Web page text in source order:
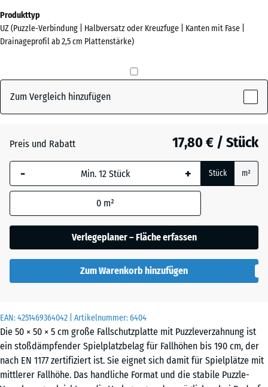
EAN:4251469364042 | Artikelnummer:6404
Die 50 × 50 × 5 cm große Fallschutzplatte mit Puzzleverzahnung ist
ein stoßdämpfender Spielplatzbelag für Fallhöhen bis 190 cm, der
nach EN 1177 zertifiziert ist. Sie eignet sich damit für Spielplätze mit
mittlerer Fallhöhe. Das handliche Format und die stabile Puzzle-
Farben?
Farbpalette
(active)
Grasgrün + 0,50 €
Ziegelrot
Produkttyp
UZ (Puzzle-Verbindung | Halbversatz oder Kreuzfuge | Kanten mit Fase |
Drainageprofil ab 2,5 cm Plattenstärke)
Zum Vergleich hinzufügen
Preis und Rabatt 17,80 € / Stück
- + Stück m²
0 m²
Verlegeplaner – Fläche erfassen
Zum Warenkorb hinzufügen